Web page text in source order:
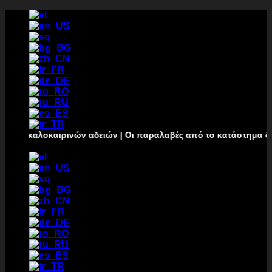
Passer
contenu
αδειών | Οι παραλαβές από το κατάστημα